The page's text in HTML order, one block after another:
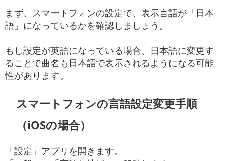
まず、スマートフォンの設定で、表示言語が「日本
語」になっているかを確認しましょう。
もし設定が英語になっている場合、日本語に変更す
ることで曲名も日本語で表示されるようになる可能
性があります。
スマートフォンの言語設定変更手順
（iOSの場合）
「設定」アプリを開きます。